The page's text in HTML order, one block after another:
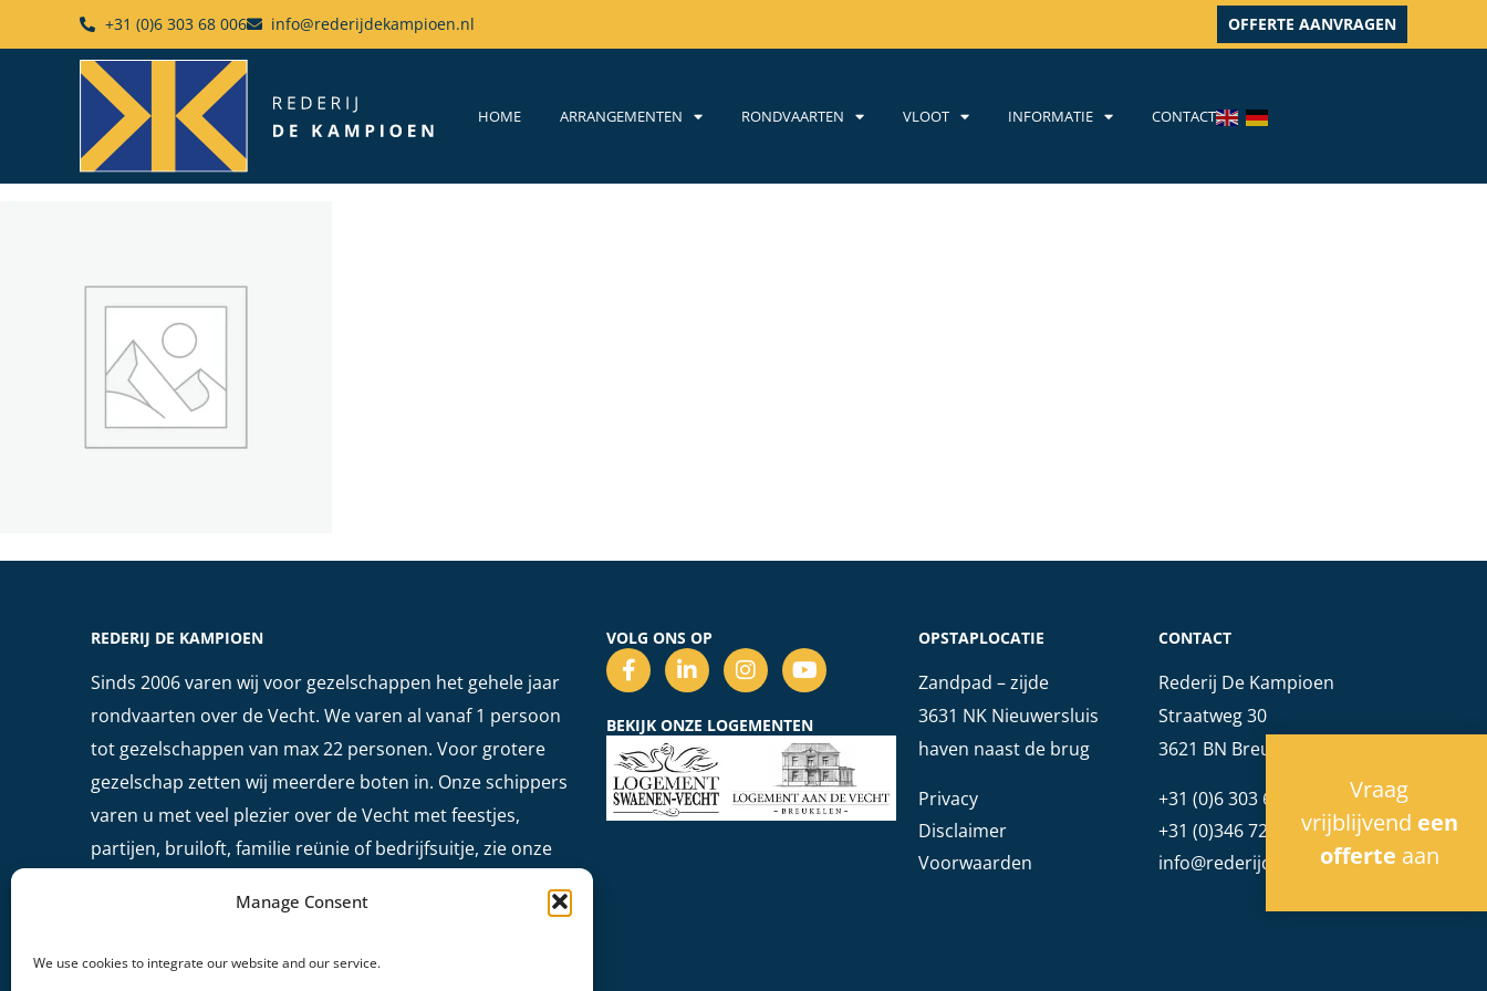
Manage Consent
We use cookies to integrate our website and our service.
+31 (0)6 303 68 006 info@rederijdekampioen.nl OFFERTE AANVRAGEN
HOME ARRANGEMENTEN RONDVAARTEN VLOOT INFORMATIE CONTACT
Vraag
vrijblijvend een
offerte aan
REDERIJ DE KAMPIOEN
Sinds 2006 varen wij voor gezelschappen het gehele jaar
rondvaarten over de Vecht. We varen al vanaf 1 persoon
tot gezelschappen van max 22 personen. Voor grotere
gezelschap zetten wij meerdere boten in. Onze schippers
varen u met veel plezier over de Vecht met feestjes,
partijen, bruiloft, familie reünie of bedrijfsuitje, zie onze
VOLG ONS OP
BEKIJK ONZE LOGEMENTEN
OPSTAPLOCATIE
Zandpad – zijde
3631 NK Nieuwersluis
haven naast de brug
Privacy
Disclaimer
Voorwaarden
CONTACT
Rederij De Kampioen
Straatweg 30
3621 BN Breukelen
+31 (0)6 303 68 006
+31 (0)346 724 009
info@rederijdekampioen.nl